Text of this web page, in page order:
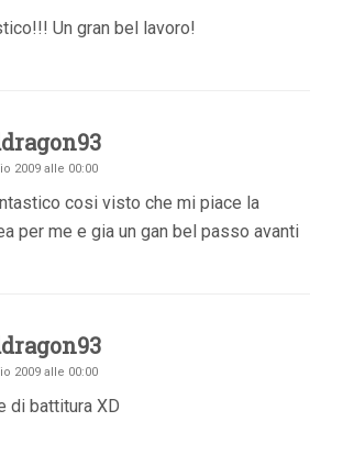
Un gran bel lavoro!
2009 alle 00:00
cosi visto che mi piace la
per me e gia un gan bel passo avanti
2009 alle 00:00
di battitura XD